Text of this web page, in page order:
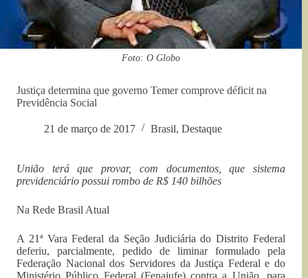
Foto: O Globo
Justiça determina que governo Temer comprove déficit na
Previdência Social
21 de março de 2017 Brasil, Destaque
União terá que provar, com documentos, que sistema
previdenciário possui rombo de R$ 140 bilhões
Na Rede Brasil Atual
A 21ª Vara Federal da Seção Judiciária do Distrito Federal
deferiu, parcialmente, pedido de liminar formulado pela
Federação Nacional dos Servidores da Justiça Federal e do
Ministério Público Federal (Fenajufe) contra a União, para